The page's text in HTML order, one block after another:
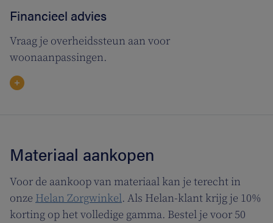
Financieel advies
Vraag je overheidssteun aan voor
woonaanpassingen.
Materiaal aankopen
Voor de aankoop van materiaal kan je terecht in
onze Helan Zorgwinkel. Als Helan-klant krijg je 10%
korting op het volledige gamma. Bestel je voor 50